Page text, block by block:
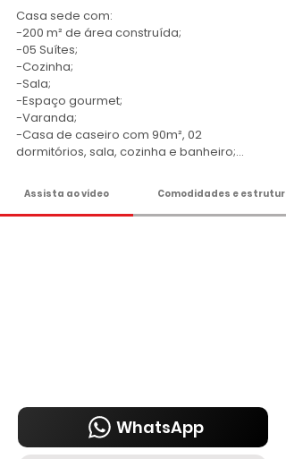
Casa sede com:
-200 m² de área construída;
-05 Suítes;
-Cozinha;
-Sala;
-Espaço gourmet;
-Varanda;
-Casa de caseiro com 90m², 02
dormitórios, sala, cozinha e banheiro;
-Água de mina;
-Energia trifásica;
-Propriedade possui um trator;
Assista ao vídeo Comodidades e estrutura
WhatsApp